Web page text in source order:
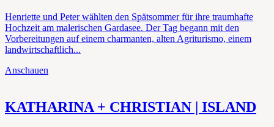
Henriette und Peter wählten den Spätsommer für ihre traumhafte
Hochzeit am malerischen Gardasee. Der Tag begann mit den
Vorbereitungen auf einem charmanten, alten Agriturismo, einem
landwirtschaftlich...
Anschauen
KATHARINA + CHRISTIAN | ISLAND